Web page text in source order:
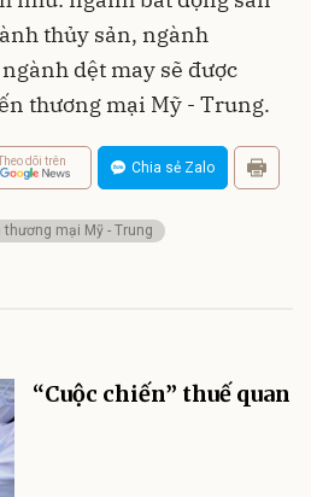
thủy sản, ngành
dệt may sẽ được
thương mại Mỹ - Trung.
dõi trên Chia sẻ Zalo
thương mại Mỹ - Trung
“Cuộc chiến” thuế quan